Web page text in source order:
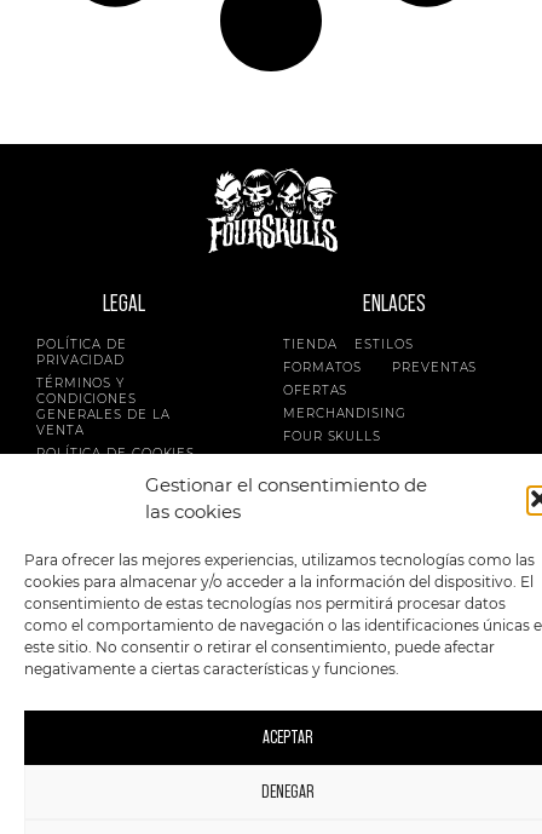
Gestionar el consentimiento de
las cookies
Para ofrecer las mejores experiencias, utilizamos tecnologías como las
cookies para almacenar y/o acceder a la información del dispositivo. El
consentimiento de estas tecnologías nos permitirá procesar datos
como el comportamiento de navegación o las identificaciones únicas
este sitio. No consentir o retirar el consentimiento, puede afectar
negativamente a ciertas características y funciones.
ACEPTAR
DENEGAR
LEGAL
POLÍTICA DE
PRIVACIDAD
TÉRMINOS Y
CONDICIONES
GENERALES DE LA
VENTA
POLÍTICA DE COOKIES
ENLACES
TIENDA
ESTILOS
FORMATOS
PREVENTAS
OFERTAS
MERCHANDISING
FOUR SKULLS
SIGUENOS EN:
2023 FourSkulls. Reservados todos los derechos.